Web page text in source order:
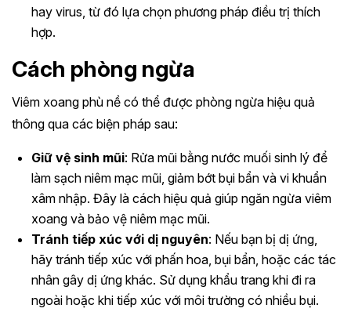
hay virus, từ đó lựa chọn phương pháp điều trị thích
hợp.
Cách phòng ngừa
Viêm xoang phù nề có thể được phòng ngừa hiệu quả
thông qua các biện pháp sau:
Giữ vệ sinh mũi: Rửa mũi bằng nước muối sinh lý để
làm sạch niêm mạc mũi, giảm bớt bụi bẩn và vi khuẩn
xâm nhập. Đây là cách hiệu quả giúp ngăn ngừa viêm
xoang và bảo vệ niêm mạc mũi.
Tránh tiếp xúc với dị nguyên: Nếu bạn bị dị ứng,
hãy tránh tiếp xúc với phấn hoa, bụi bẩn, hoặc các tác
nhân gây dị ứng khác. Sử dụng khẩu trang khi đi ra
ngoài hoặc khi tiếp xúc với môi trường có nhiều bụi.